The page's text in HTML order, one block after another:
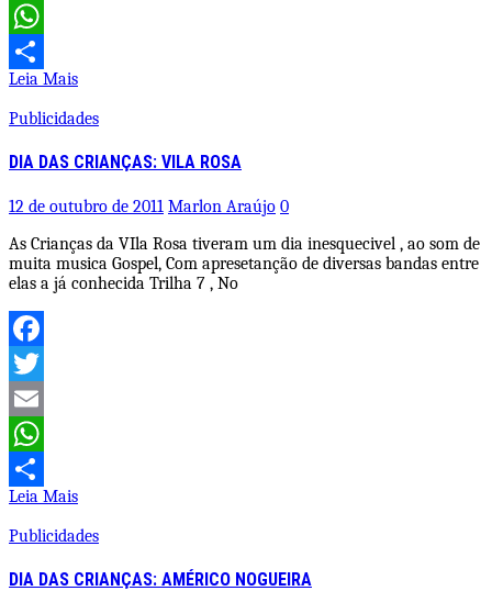
Email
WhatsApp
Share
Leia Mais
Publicidades
DIA DAS CRIANÇAS: VILA ROSA
12 de outubro de 2011 Marlon Araújo 0
As Crianças da VIla Rosa tiveram um dia inesquecivel , ao som de
muita musica Gospel, Com apresetanção de diversas bandas entre
elas a já conhecida Trilha 7 , No
Facebook
Twitter
Email
WhatsApp
Share
Leia Mais
Publicidades
DIA DAS CRIANÇAS: AMÉRICO NOGUEIRA